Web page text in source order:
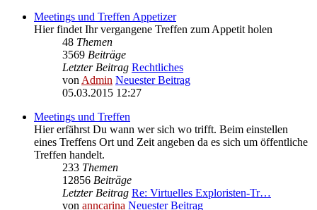
Meetings und Treffen Appetizer
Hier findet Ihr vergangene Treffen zum Appetit holen
48 Themen
3569 Beiträge
Letzter Beitrag Rechtliches
vonAdmin Neuester Beitrag
05.03.2015 12:27
Meetings und Treffen
Hier erfährst Du wann wer sich wo trifft. Beim einstellen
eines Treffens Ort und Zeit angeben da es sich um öffentliche
Treffen handelt.
233 Themen
12856 Beiträge
Letzter Beitrag Re: Virtuelles Exploristen-Tr…
von anncarina Neuester Beitrag